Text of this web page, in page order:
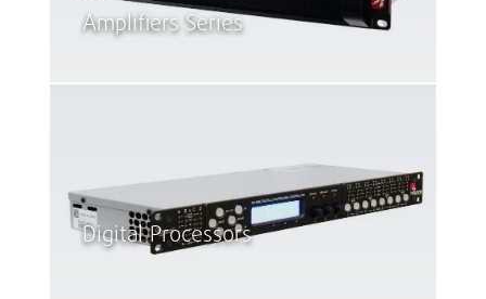
Amplifiers Series
Digital Processors